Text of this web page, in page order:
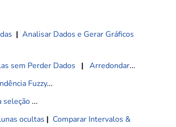
| Analisar Dados e Gerar Gráficos
sem Perder Dados | Arredondar...
Fuzzy...
seleção ...
ocultas | Comparar Intervalos &